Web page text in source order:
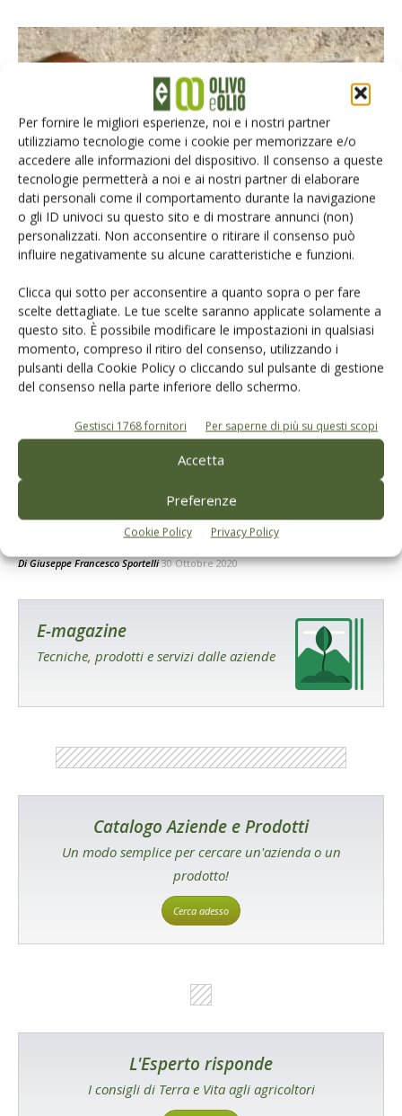
Per fornire le migliori esperienze, noi e i nostri partner
utilizziamo tecnologie come i cookie per memorizzare e/o
accedere alle informazioni del dispositivo. Il consenso a queste
tecnologie permetterà a noi e ai nostri partner di elaborare
dati personali come il comportamento durante la navigazione
o gli ID univoci su questo sito e di mostrare annunci (non)
personalizzati. Non acconsentire o ritirare il consenso può
influire negativamente su alcune caratteristiche e funzioni.
Clicca qui sotto per acconsentire a quanto sopra o per fare
scelte dettagliate. Le tue scelte saranno applicate solamente a
questo sito. È possibile modificare le impostazioni in qualsiasi
momento, compreso il ritiro del consenso, utilizzando i
pulsanti della Cookie Policy o cliccando sul pulsante di gestione
del consenso nella parte inferiore dello schermo.
Gestisci 1768 fornitori Per saperne di più su questi scopi
Accetta
Preferenze
Cookie Policy Privacy Policy
ATTUALITÀ
Ostuni, chiude il presidio informativo sulla
Xylella
Xylella, morte annunciata per la Piana
degli olivi monumentali?
DiGiuseppe Francesco Sportelli 30 Ottobre 2020
E-magazine
Tecniche, prodotti e servizi dalle aziende
Catalogo Aziende e Prodotti
Un modo semplice per cercare un'azienda o un
prodotto!
Cerca adesso
L'Esperto risponde
I consigli di Terra e Vita agli agricoltori